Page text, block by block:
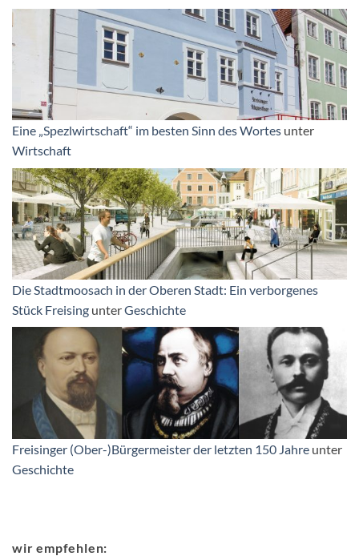
Eine „Spezlwirtschaft“ im besten Sinn des Wortes unter
Wirtschaft
Die Stadtmoosach in der Oberen Stadt: Ein verborgenes
Stück Freising unterGeschichte
Freisinger (Ober-)Bürgermeister der letzten 150 Jahre unter
Geschichte
wir empfehlen: